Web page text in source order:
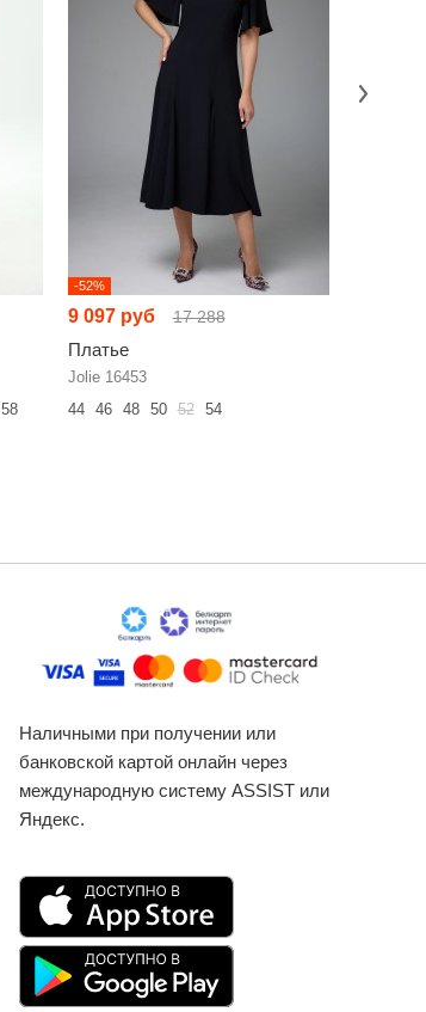
58
-52%
9 097 руб 17 288
Платье
Jolie 16453
44
46 48 50 52 54
Наличными при получении или
банковской картой онлайн через
международную систему ASSIST или
Яндекс.